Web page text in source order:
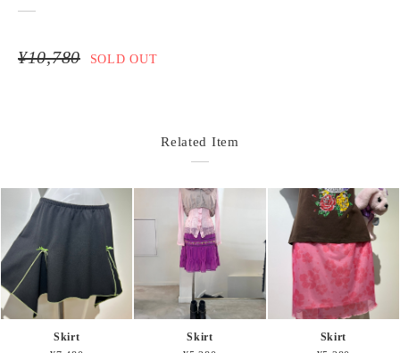
¥10,780 SOLD OUT
Related Item
Skirt
Skirt
Skirt